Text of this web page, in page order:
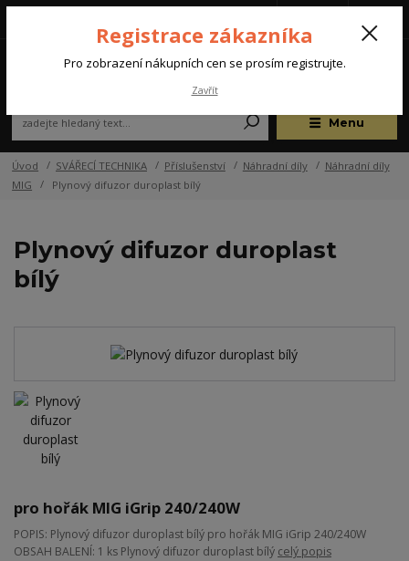
Menu
(Po-Pá, 07:00-15:30 hod.)
Úvod SVÁŘECÍ TECHNIKA Příslušenství Náhradní díly
Náhradní díly
MIG
Plynový difuzor duroplast bílý
Plynový difuzor duroplast
bílý
pro hořák MIG iGrip 240/240W
POPIS: Plynový difuzor duroplast bílý pro hořák MIG iGrip 240/240W
OBSAH BALENÍ: 1 ks Plynový difuzor duroplast bílý celý popis
Registrace zákazníka
Pro zobrazení nákupních cen se prosím registrujte.
Zavřít